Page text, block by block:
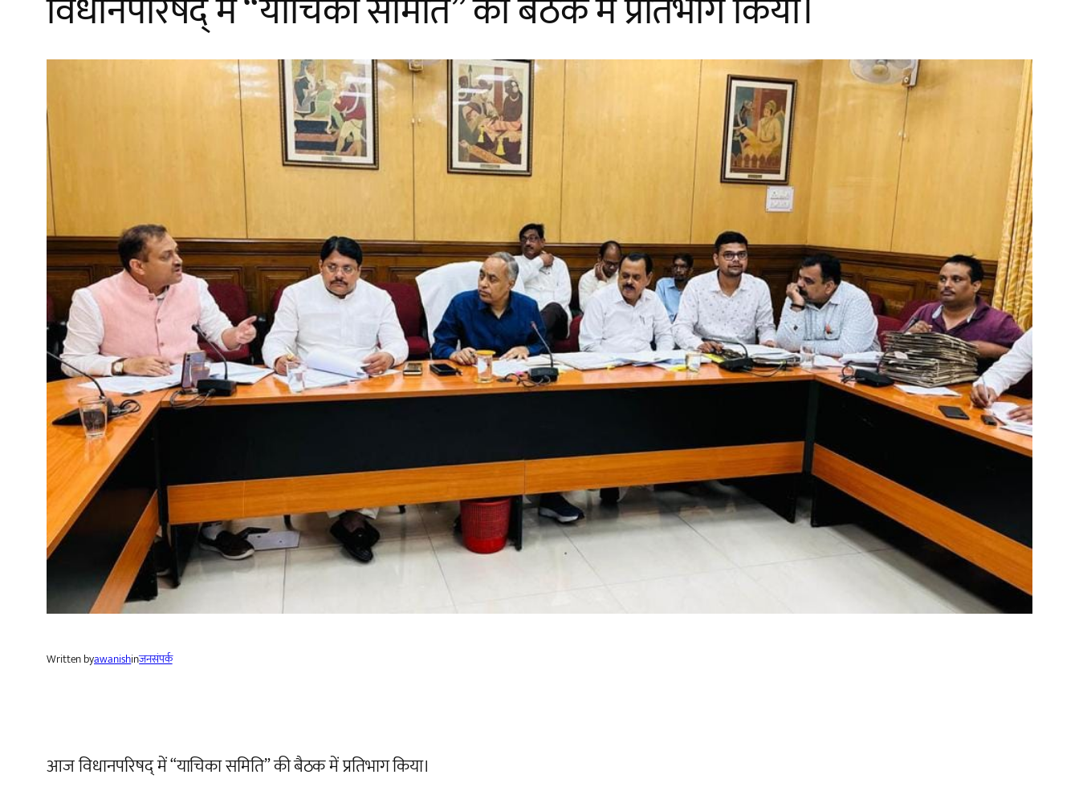
Written byawanishinजनसंपर्क
आज विधानपरिषद् में “याचिका समिति” की बैठक में प्रतिभाग किया।